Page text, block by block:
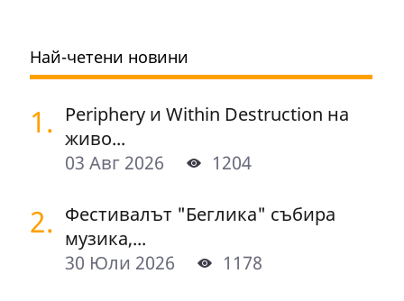
Най-четени новини
1. Periphery и Within Destruction на
живо...
03 Авг 2026
1204
2. Фестивалът "Беглика" събира
музика,...
30 Юли 2026
1178